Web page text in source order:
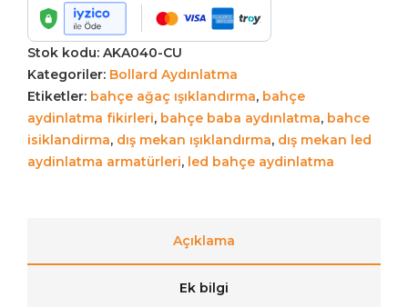
Stok kodu: AKA040-CU
Kategoriler: Bollard Aydınlatma
Etiketler: bahçe ağaç ışıklandırma, bahçe
aydinlatma fikirleri, bahçe baba aydınlatma, bahce
isiklandirma, dış mekan ışıklandırma, dış mekan led
aydinlatma armatürleri, led bahçe aydinlatma
Açıklama
Ek bilgi